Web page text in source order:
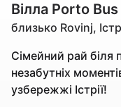
Вілла Porto
близько Rovinj,
Сімейний рай біля
незабутніх
узбережжі Істрії!